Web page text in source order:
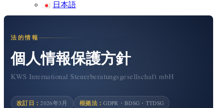
日本語
法的情報
個人情報保護方針
KWS International Steuerberatungsgesellschaft mbH
改訂日：2026年3月 根拠法：GDPR・BDSG・TTDSG